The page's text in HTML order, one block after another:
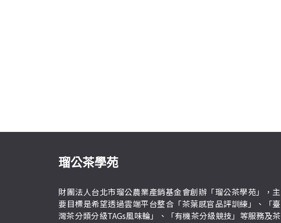
瑠公茶學苑
財團法人台北市瑠公農業產銷基金會創辦「瑠公茶學苑」，主
要目標是希望透過雲端平台整合「茶葉感官品評訓練」、「臺
灣茶分類分級TAGs風味輪」、「有機茶分級競技」等服務及茶